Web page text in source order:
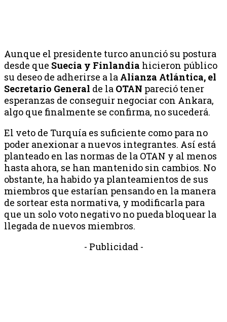
Aunque el presidente turco anunció su postura
desde que Suecia y Finlandia hicieron público
su deseo de adherirse a la Alianza Atlántica, el
Secretario General de la OTAN pareció tener
esperanzas de conseguir negociar con Ankara,
algo que finalmente se confirma, no sucederá.
El veto de Turquía es suficiente como para no
poder anexionar a nuevos integrantes. Así está
planteado en las normas de la OTAN y al menos
hasta ahora, se han mantenido sin cambios. No
obstante, ha habido ya planteamientos de sus
miembros que estarían pensando en la manera
de sortear esta normativa, y modificarla para
que un solo voto negativo no pueda bloquear la
llegada de nuevos miembros.
- Publicidad -